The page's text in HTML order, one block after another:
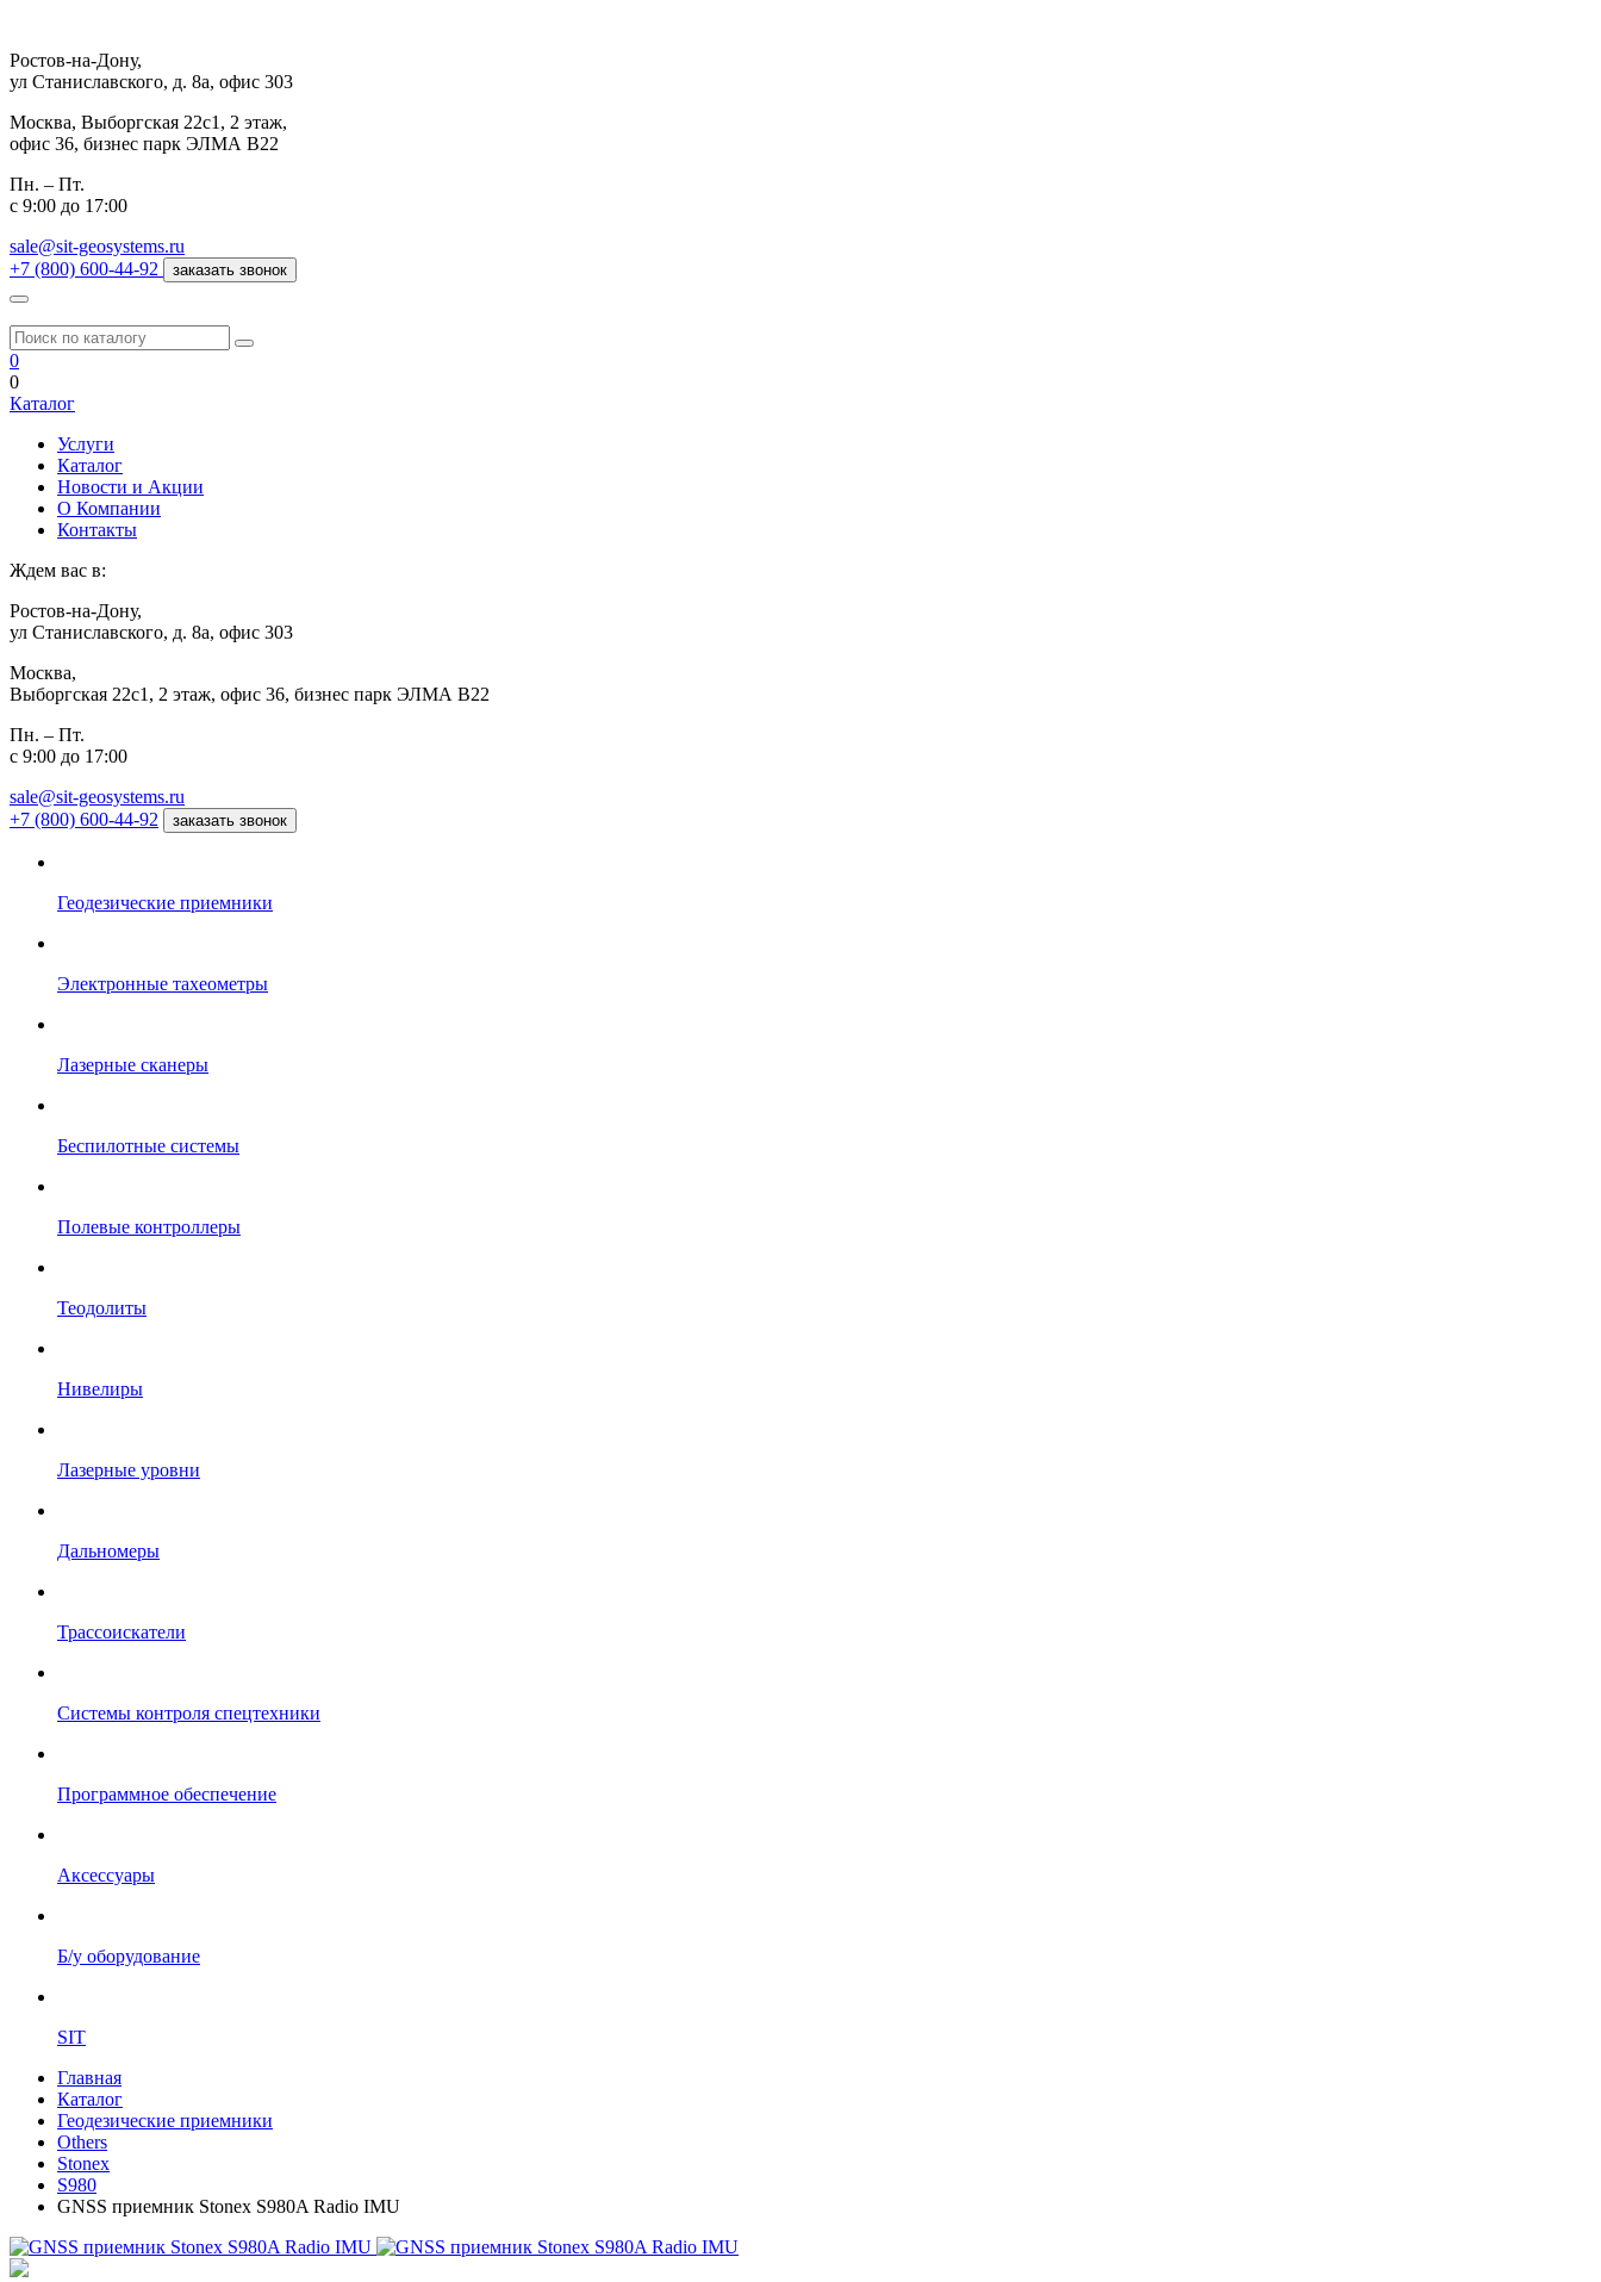
Ростов-на-Дону,
ул Станиславского, д. 8а, офис 303
Москва, Выборгская 22с1, 2 этаж,
офис 36, бизнес парк ЭЛМА В22
Пн. – Пт.
с 9:00 до 17:00
sale@sit-geosystems.ru
+7 (800) 600-44-92
заказать звонок
0
0
Каталог
Услуги
Каталог
Новости и Акции
О Компании
Контакты
Ждем вас в:
Ростов-на-Дону,
ул Станиславского, д. 8а, офис 303
Москва,
Выборгская 22с1, 2 этаж, офис 36, бизнес парк ЭЛМА В22
Пн. – Пт.
с 9:00 до 17:00
sale@sit-geosystems.ru
+7 (800) 600-44-92
заказать звонок
Геодезические приемники
Электронные тахеометры
Лазерные сканеры
Беспилотные системы
Полевые контроллеры
Теодолиты
Нивелиры
Лазерные уровни
Дальномеры
Трассоискатели
Системы контроля спецтехники
Программное обеспечение
Аксессуары
Б/у оборудование
SIT
Главная
Каталог
Геодезические приемники
Others
Stonex
S980
GNSS приемник Stonex S980A Radio IMU